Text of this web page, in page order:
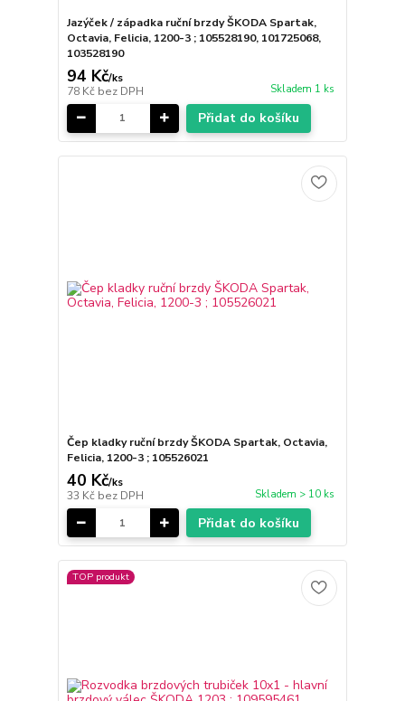
Jazýček / západka ruční brzdy ŠKODA Spartak,
Octavia, Felicia, 1200-3 ; 105528190, 101725068,
103528190
94 Kč/ks
78 Kč bez DPH Skladem 1 ks
Přidat do košíku
Čep kladky ruční brzdy ŠKODA Spartak, Octavia,
Felicia, 1200-3 ; 105526021
40 Kč/ks
33 Kč bez DPH Skladem > 10 ks
Přidat do košíku
TOP produkt